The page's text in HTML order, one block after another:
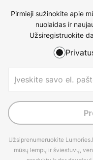
Pirmieji sužinokite apie
nuolaidas ir
Užsiregistruokite
Užsiprenumeruokite
mūsų lempų ir šviestuvų,